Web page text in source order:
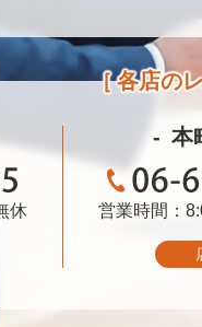
各店の
休
本
営業時間：